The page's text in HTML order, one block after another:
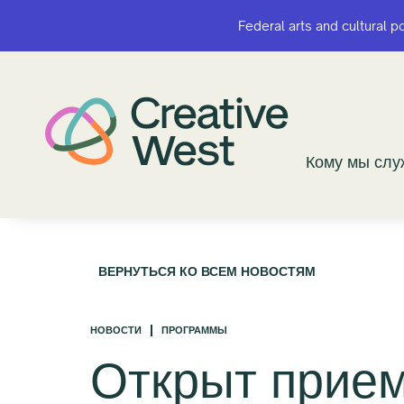
Federal arts and cultural
Кому мы
Federal arts and cultural
Кому мы
ВЕРНУТЬСЯ КО ВСЕМ НОВОСТЯМ
НОВОСТИ ПРОГРАММЫ
Открыт